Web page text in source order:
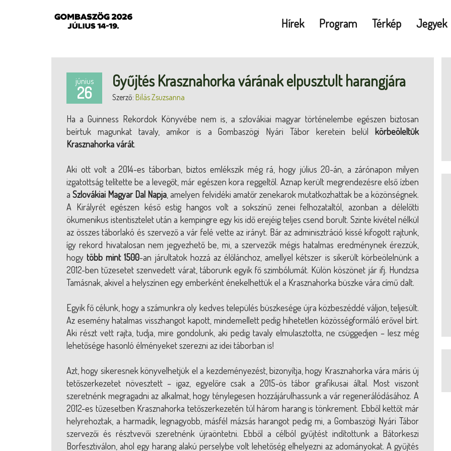
Hírek Program Térkép Jegyek
június
26
Gyűjtés Krasznahorka várának elpusztult harangjára
Szerző: Bilás Zsuzsanna
Ha a Guinness Rekordok Könyvébe nem is, a szlovákiai magyar történelembe egészen biztosan
beírtuk magunkat tavaly, amikor is a Gombaszögi Nyári Tábor keretein belül körbeöleltük
Krasznahorka várát.
Aki ott volt a 2014-es táborban, biztos emlékszik még rá, hogy július 20-án, a zárónapon milyen
izgatottság telítette be a levegőt, már egészen kora reggeltől. Aznap került megrendezésre első ízben
aSzlovákiai Magyar Dal Napja , amelyen felvidéki amatőr zenekarok mutatkozhattak be a közönségnek.
A Királyrét egészen késő estig hangos volt a sokszínű zenei felhozataltól, azonban a délelőtti
ökumenikus istentisztelet után a kempingre egy kis idő erejéig teljes csend borult. Szinte kivétel nélkül
az összes táborlakó és szervező a vár felé vette az irányt. Bár az adminisztráció kissé kifogott rajtunk,
így rekord hivatalosan nem jegyezhető be, mi, a szervezők mégis hatalmas eredménynek érezzük,
hogytöbb mint 1500-an járultatok hozzá az élőlánchoz, amellyel kétszer is sikerült körbeölelnünk a
2012-ben tűzesetet szenvedett várat, táborunk egyik fő szimbólumát. Külön köszönet jár ifj. Hundzsa
Tamásnak, akivel a helyszínen egy emberként énekelhettük el a Krasznahorka büszke vára című dalt.
Egyik fő célunk, hogy a számunkra oly kedves település büszkesége újra közbeszéddé váljon, teljesült.
Az esemény hatalmas visszhangot kapott, mindemellett pedig hihetetlen közösségformáló erővel bírt.
Aki részt vett rajta, tudja, mire gondolunk, aki pedig tavaly elmulasztotta, ne csüggedjen – lesz még
lehetősége hasonló élményeket szerezni az idei táborban is!
Azt, hogy sikeresnek könyvelhetjük el a kezdeményezést, bizonyítja, hogy Krasznahorka vára máris új
tetőszerkezetet növesztett – igaz, egyelőre csak a 2015-ös tábor grafikusai által. Most viszont
szeretnénk megragadni az alkalmat, hogy ténylegesen hozzájárulhassunk a vár regenerálódásához. A
2012-es tűzesetben Krasznahorka tetőszerkezetén túl három harang is tönkrement. Ebből kettőt már
helyrehoztak, a harmadik, legnagyobb, másfél mázsás harangot pedig mi, a Gombaszögi Nyári Tábor
szervezői és résztvevői szeretnénk újraöntetni. Ebből a célból gyűjtést indítottunk a Bátorkeszi
Borfesztiválon, ahol egy harang alakú perselybe volt lehetőség elhelyezni az adományokat. A gyűjtés